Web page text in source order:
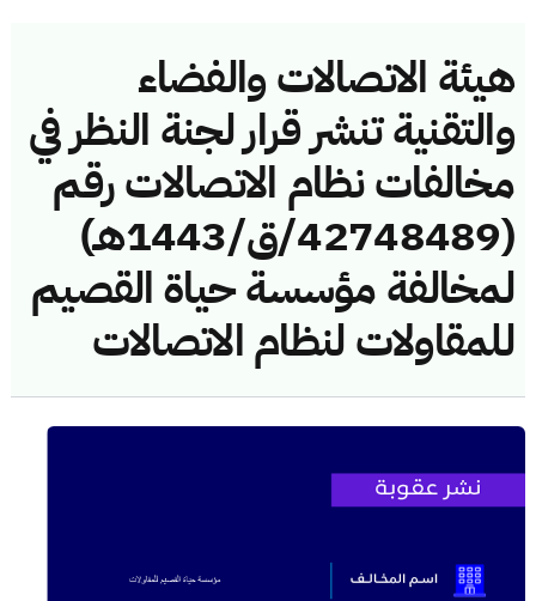
هيئة الاتصالات والفضاء
والتقنية تنشر قرار لجنة النظر في
مخالفات نظام الاتصالات رقم
(42748489/ق/1443هـ)
لمخالفة مؤسسة حياة القصيم
للمقاولات لنظام الاتصالات